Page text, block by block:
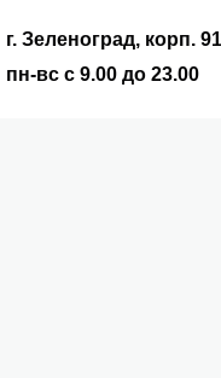
г. Зеленоград, корп.
пн-вс с 9.00 до 23.00